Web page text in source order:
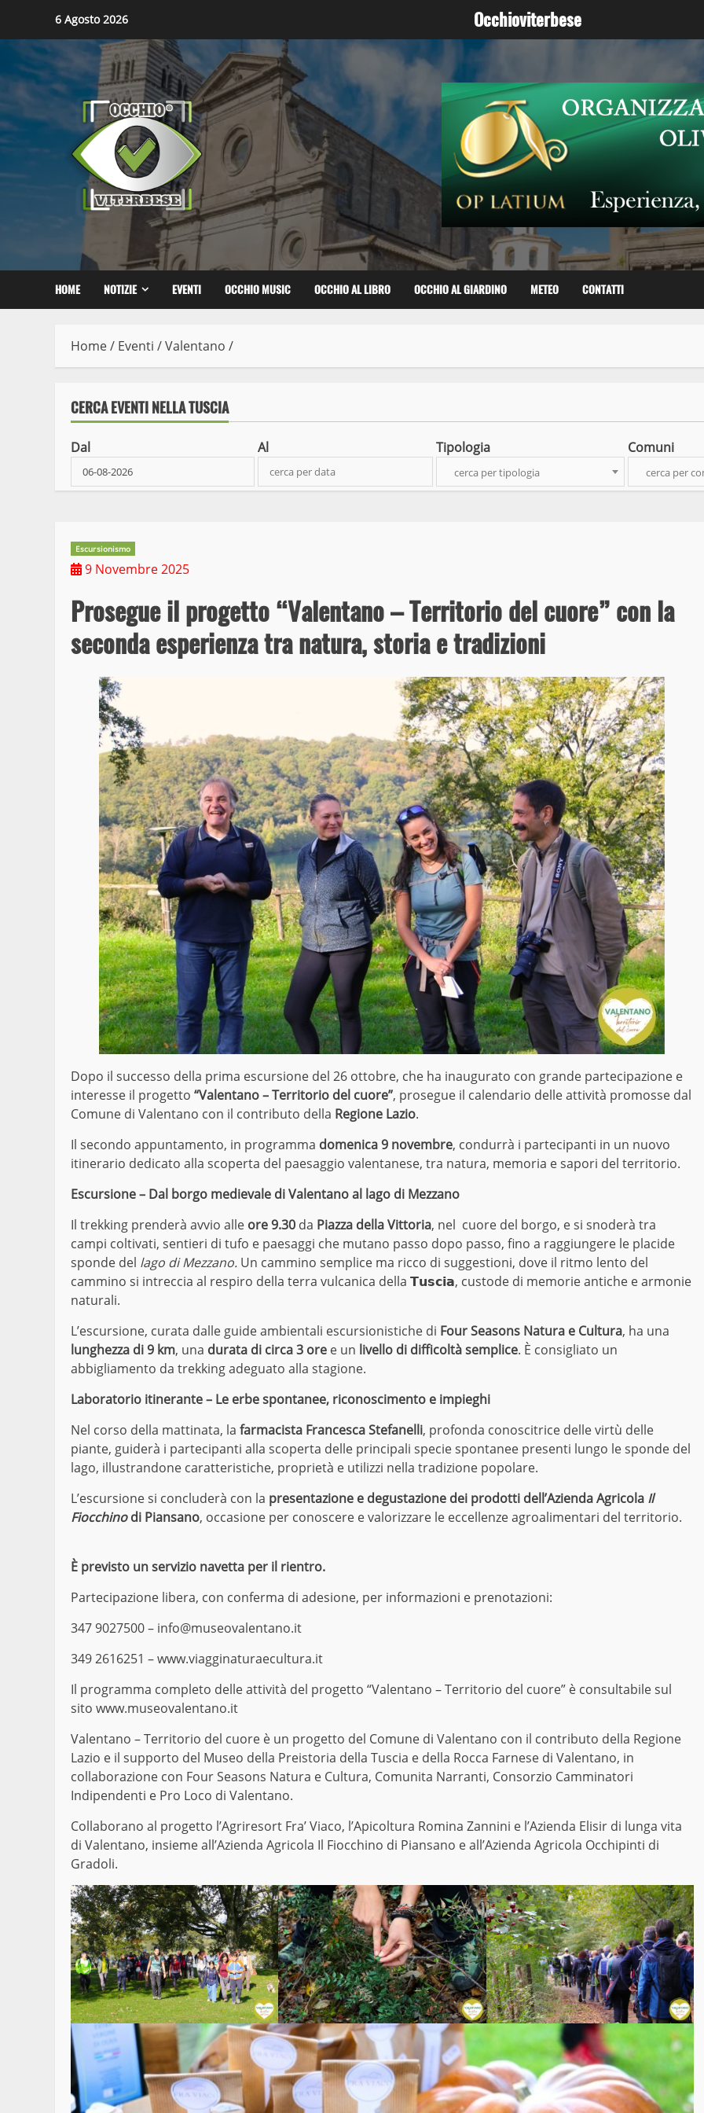
content
6 Agosto 2026 Occhioviterbese
HOME NOTIZIE EVENTI OCCHIO MUSIC OCCHIO AL LIBRO OCCHIO AL GIARDINO METEO CONTATTI
Home/ Eventi /Valentano /
CERCA EVENTI NELLA TUSCIA
Dal Al Tipologia
cerca per tipologia
Comuni
cerca per
Escursionismo
9 Novembre 2025
Prosegue il progetto “Valentano – Territorio del cuore” con la
seconda esperienza tra natura, storia e tradizioni
Dopo il successo della prima escursione del 26 ottobre, che ha inaugurato con grande partecipazione e
interesse il progetto “Valentano – Territorio del cuore”, prosegue il calendario delle attività promosse dal
Comune di Valentano con il contributo della Regione Lazio.
Il secondo appuntamento, in programma domenica 9 novembre, condurrà i partecipanti in un nuovo
itinerario dedicato alla scoperta del paesaggio valentanese, tra natura, memoria e sapori del territorio.
Escursione – Dal borgo medievale di Valentano al lago di Mezzano
Il trekking prenderà avvio alle ore 9.30 da Piazza della Vittoria, nel cuore del borgo, e si snoderà tra
campi coltivati, sentieri di tufo e paesaggi che mutano passo dopo passo, fino a raggiungere le placide
sponde del lago di Mezzano. Un cammino semplice ma ricco di suggestioni, dove il ritmo lento del
cammino si intreccia al respiro della terra vulcanica della 𝗧𝘂𝘀𝗰𝗶𝗮, custode di memorie antiche e armonie
naturali.
L’escursione, curata dalle guide ambientali escursionistiche di Four Seasons Natura e Cultura, ha una
lunghezza di 9 km, una durata di circa 3 ore e un livello di difficoltà semplice. È consigliato un
abbigliamento da trekking adeguato alla stagione.
Laboratorio itinerante – Le erbe spontanee, riconoscimento e impieghi
Nel corso della mattinata, la farmacista Francesca Stefanelli, profonda conoscitrice delle virtù delle
piante, guiderà i partecipanti alla scoperta delle principali specie spontanee presenti lungo le sponde del
lago, illustrandone caratteristiche, proprietà e utilizzi nella tradizione popolare.
L’escursione si concluderà con la presentazione e degustazione dei prodotti dell’Azienda Agricola Il
Fiocchinodi Piansano, occasione per conoscere e valorizzare le eccellenze agroalimentari del territorio.
È previsto un servizio navetta per il rientro.
Partecipazione libera, con conferma di adesione, per informazioni e prenotazioni:
347 9027500 – info@museovalentano.it
349 2616251 –www.viagginaturaecultura.it
Il programma completo delle attività del progetto “Valentano – Territorio del cuore” è consultabile sul
sito www.museovalentano.it
Valentano – Territorio del cuore è un progetto del Comune di Valentano con il contributo della Regione
Lazio e il supporto del Museo della Preistoria della Tuscia e della Rocca Farnese di Valentano, in
collaborazione con Four Seasons Natura e Cultura, Comunita Narranti, Consorzio Camminatori
Indipendenti e Pro Loco di Valentano.
Collaborano al progetto l’Agriresort Fra’ Viaco, l’Apicoltura Romina Zannini e l’Azienda Elisir di lunga vita
di Valentano, insieme all’Azienda Agricola Il Fiocchino di Piansano e all’Azienda Agricola Occhipinti di
Gradoli.